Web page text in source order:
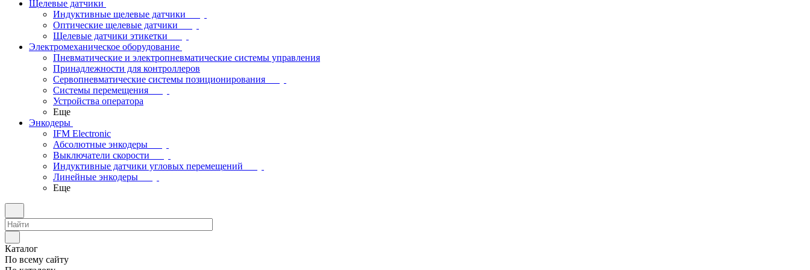
Щелевые датчики
Индуктивные щелевые датчики
Оптические щелевые датчики
Щелевые датчики этикетки
Электромеханическое оборудование
Пневматические и электропневматические системы управления
Принадлежности для контроллеров
Сервопневматические системы позиционирования
Системы перемещения
Устройства оператора
Еще
Энкодеры
IFM Electronic
Абсолютные энкодеры
Выключатели скорости
Индуктивные датчики угловых перемещений
Линейные энкодеры
Еще
Каталог
По всему сайту